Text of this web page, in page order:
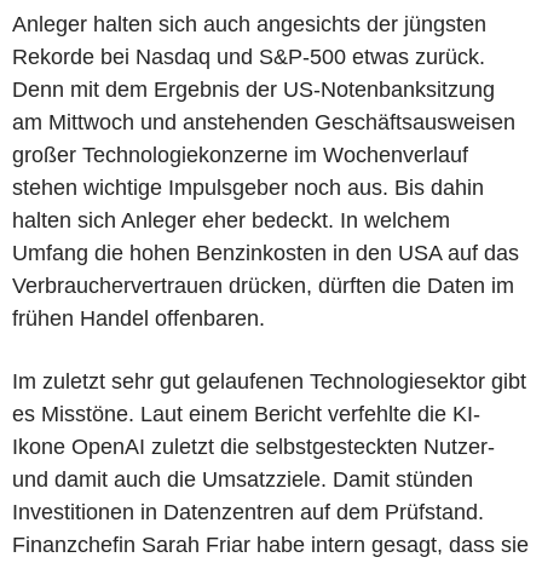
Anleger halten sich auch angesichts der jüngsten
Rekorde bei Nasdaq und S&P-500 etwas zurück.
Denn mit dem Ergebnis der US-Notenbanksitzung
am Mittwoch und anstehenden Geschäftsausweisen
großer Technologiekonzerne im Wochenverlauf
stehen wichtige Impulsgeber noch aus. Bis dahin
halten sich Anleger eher bedeckt. In welchem
Umfang die hohen Benzinkosten in den USA auf das
Verbrauchervertrauen drücken, dürften die Daten im
frühen Handel offenbaren.
Im zuletzt sehr gut gelaufenen Technologiesektor gibt
es Misstöne. Laut einem Bericht verfehlte die KI-
Ikone OpenAI zuletzt die selbstgesteckten Nutzer-
und damit auch die Umsatzziele. Damit stünden
Investitionen in Datenzentren auf dem Prüfstand.
Finanzchefin Sarah Friar habe intern gesagt, dass sie